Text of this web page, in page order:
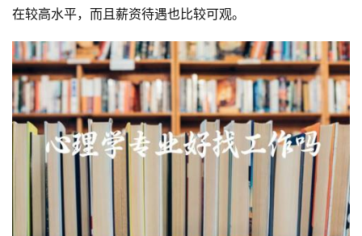
在较高水平，而且薪资待遇也比较可观。